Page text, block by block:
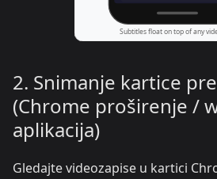
2. Snimanje kartice
(Chrome proširenje /
aplikacija)
Gledajte videozapise u kartici